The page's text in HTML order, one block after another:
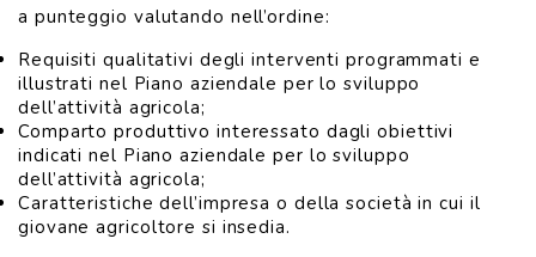
a punteggio valutando nell’ordine:
Requisiti qualitativi degli interventi programmati e
illustrati nel Piano aziendale per lo sviluppo
dell’attività agricola;
Comparto produttivo interessato dagli obiettivi
indicati nel Piano aziendale per lo sviluppo
dell’attività agricola;
Caratteristiche dell’impresa o della società in cui il
giovane agricoltore si insedia.